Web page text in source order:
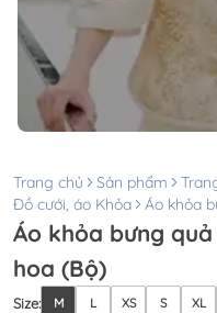
Trang chủ Sản phẩm
Đồ cưới, áo Khỏa
Áo khỏa
Áo khỏa bưng
hoa (Bộ)
Size: M L XS S XL